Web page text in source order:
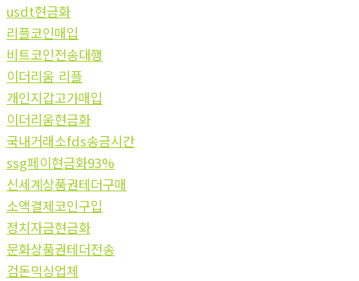
usdt현금화
리플코인매입
비트코인전송대행
이더리움 리플
개인지갑고가매입
이더리움현금화
국내거래소fds송금시간
ssg페이현금화93%
신세계상품권테더구매
소액결제코인구입
정치자금현금화
문화상품권테더전송
검돈믹싱업체